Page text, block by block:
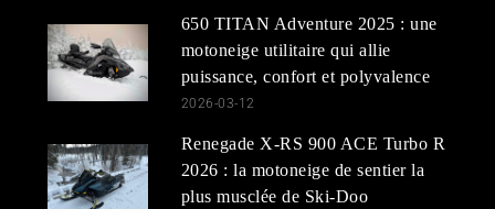
650 TITAN Adventure 2025 : une
motoneige utilitaire qui allie
puissance, confort et polyvalence
2026-03-12
Renegade X-RS 900 ACE Turbo R
2026 : la motoneige de sentier la
plus musclée de Ski-Doo